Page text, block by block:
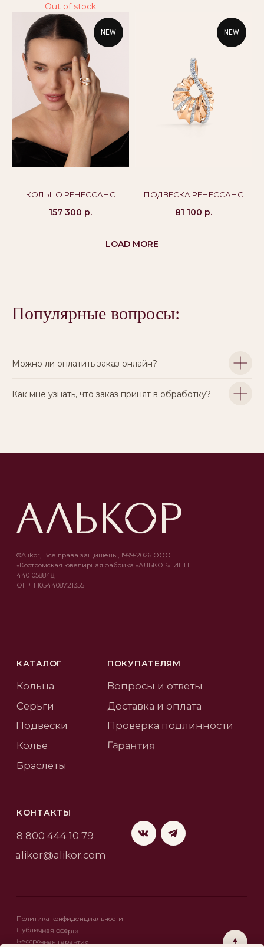
Out of stock
NEW
КОЛЬЦО РЕНЕССАНС
157 300 р.
NEW
ПОДВЕСКА РЕНЕССАНС
81 100 р.
LOAD MORE
Популярные вопросы:
Можно ли оплатить заказ онлайн?
Как мне узнать, что заказ принят в обработку?